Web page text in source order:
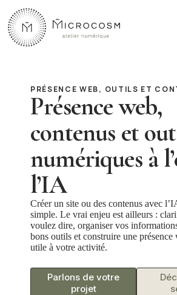
contenu
PRÉSENCE WEB, OUTILS ET
Présence web,
contenus et
numériques à
l’IA
Créer un site ou des contenus avec
simple. Le vrai enjeu est ailleurs :
voulez dire, organiser vos
bons outils et construire une
utile à votre activité.
Parlons de votre
projet